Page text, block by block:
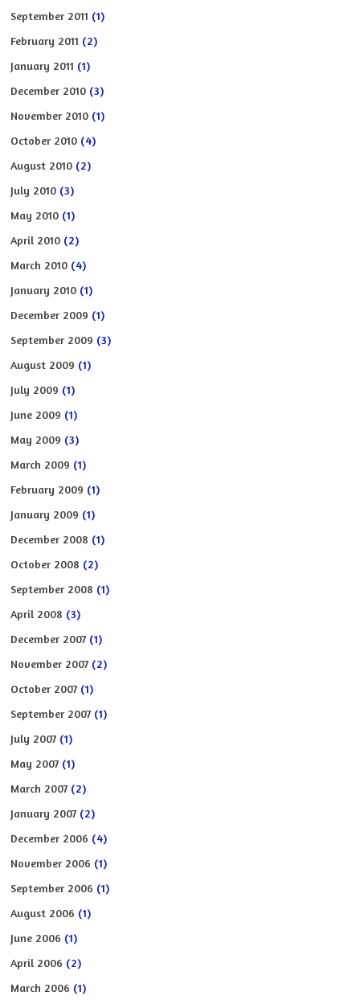
September 2011 (1)
February 2011 (2)
January 2011 (1)
December 2010 (3)
November 2010 (1)
October 2010 (4)
August 2010 (2)
July 2010 (3)
May 2010 (1)
April 2010 (2)
March 2010 (4)
January 2010 (1)
December 2009 (1)
September 2009 (3)
August 2009 (1)
July 2009 (1)
June 2009 (1)
May 2009 (3)
March 2009 (1)
February 2009 (1)
January 2009 (1)
December 2008 (1)
October 2008 (2)
September 2008 (1)
April 2008 (3)
December 2007 (1)
November 2007 (2)
October 2007 (1)
September 2007 (1)
July 2007 (1)
May 2007 (1)
March 2007 (2)
January 2007 (2)
December 2006 (4)
November 2006 (1)
September 2006 (1)
August 2006 (1)
June 2006 (1)
April 2006 (2)
March 2006 (1)